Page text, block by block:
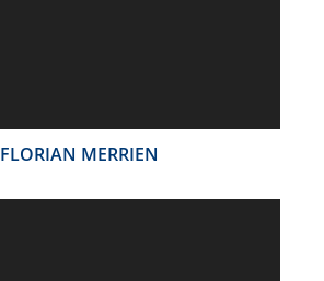
FLORIAN MERRIEN